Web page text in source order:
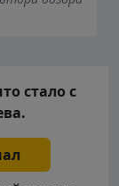
стало с